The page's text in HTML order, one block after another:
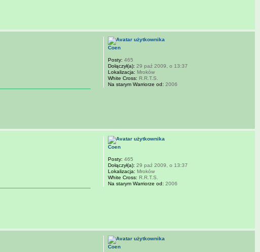
Coen
Posty: 465
Dołączył(a): 29 paź 2009, o 13:37
Lokalizacja: Mroków
White Cross: R.R.T.S.
Na starym Warriorze od: 2006
Coen
Posty: 465
Dołączył(a): 29 paź 2009, o 13:37
Lokalizacja: Mroków
White Cross: R.R.T.S.
Na starym Warriorze od: 2006
Coen